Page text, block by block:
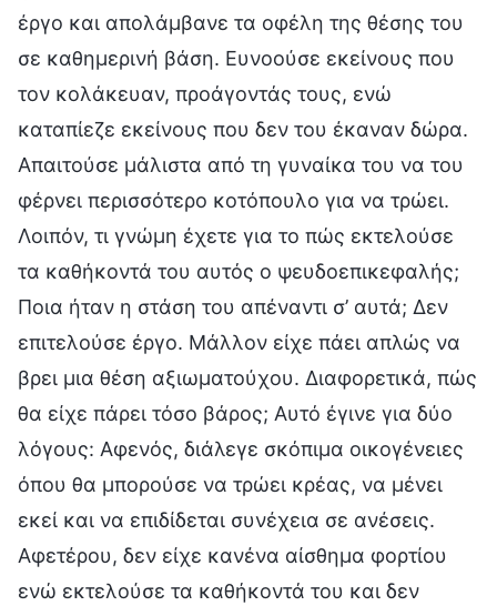
έργο και απολάμβανε τα οφέλη της θέσης του
σε καθημερινή βάση. Ευνοούσε εκείνους που
τον κολάκευαν, προάγοντάς τους, ενώ
καταπίεζε εκείνους που δεν του έκαναν δώρα.
Απαιτούσε μάλιστα από τη γυναίκα του να του
φέρνει περισσότερο κοτόπουλο για να τρώει.
Λοιπόν, τι γνώμη έχετε για το πώς εκτελούσε
τα καθήκοντά του αυτός ο ψευδοεπικεφαλής;
Ποια ήταν η στάση του απέναντι σ’ αυτά; Δεν
επιτελούσε έργο. Μάλλον είχε πάει απλώς να
βρει μια θέση αξιωματούχου. Διαφορετικά, πώς
θα είχε πάρει τόσο βάρος; Αυτό έγινε για δύο
λόγους: Αφενός, διάλεγε σκόπιμα οικογένειες
όπου θα μπορούσε να τρώει κρέας, να μένει
εκεί και να επιδίδεται συνέχεια σε ανέσεις.
Αφετέρου, δεν είχε κανένα αίσθημα φορτίου
ενώ εκτελούσε τα καθήκοντά του και δεν